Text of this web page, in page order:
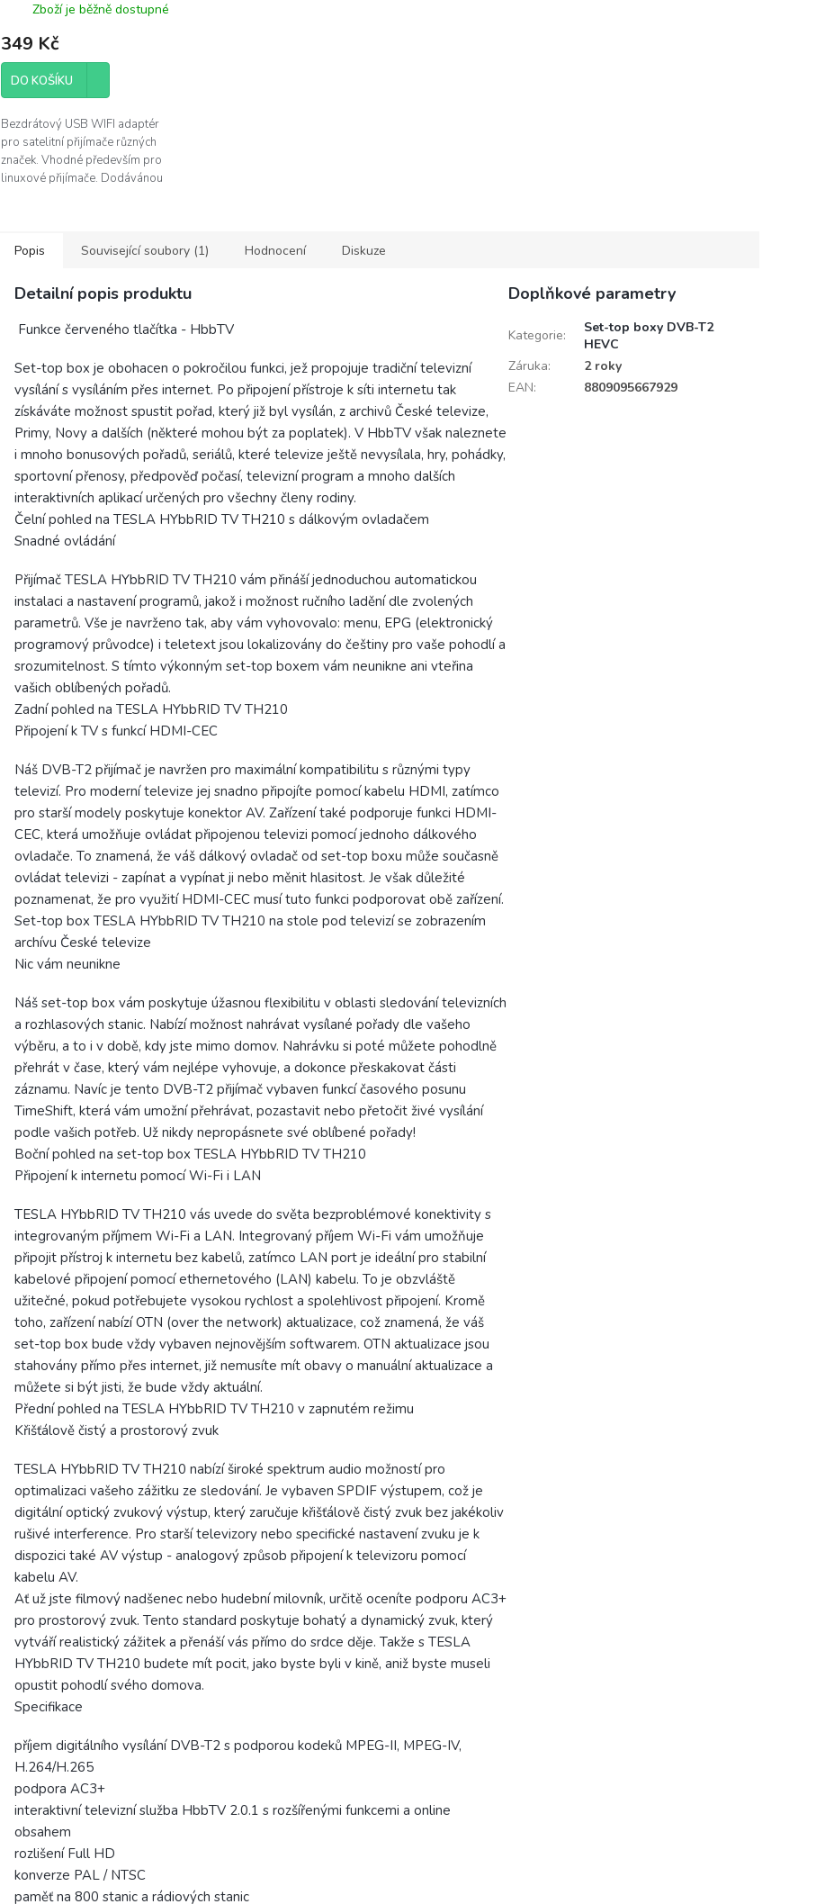
Zboží je běžně dostupné
349 Kč
DO KOŠÍKU
Bezdrátový USB WIFI adaptér
pro satelitní přijímače různých
značek. Vhodné především pro
linuxové přijímače. Dodávánou
Popis Související soubory (1) Hodnocení Diskuze
Detailní popis produktu
Funkce červeného tlačítka - HbbTV
Set-top box je obohacen o pokročilou funkci, jež propojuje tradiční televizní
vysílání s vysíláním přes internet. Po připojení přístroje k síti internetu tak
získáváte možnost spustit pořad, který již byl vysílán, z archivů České televize,
Primy, Novy a dalších (některé mohou být za poplatek). V HbbTV však naleznete
i mnoho bonusových pořadů, seriálů, které televize ještě nevysílala, hry, pohádky,
sportovní přenosy, předpověď počasí, televizní program a mnoho dalších
interaktivních aplikací určených pro všechny členy rodiny.
Čelní pohled na TESLA HYbbRID TV TH210 s dálkovým ovladačem
Snadné ovládání
Přijímač TESLA HYbbRID TV TH210 vám přináší jednoduchou automatickou
instalaci a nastavení programů, jakož i možnost ručního ladění dle zvolených
parametrů. Vše je navrženo tak, aby vám vyhovovalo: menu, EPG (elektronický
programový průvodce) i teletext jsou lokalizovány do češtiny pro vaše pohodlí a
srozumitelnost. S tímto výkonným set-top boxem vám neunikne ani vteřina
vašich oblíbených pořadů.
Zadní pohled na TESLA HYbbRID TV TH210
Připojení k TV s funkcí HDMI-CEC
Náš DVB-T2 přijímač je navržen pro maximální kompatibilitu s různými typy
televizí. Pro moderní televize jej snadno připojíte pomocí kabelu HDMI, zatímco
pro starší modely poskytuje konektor AV. Zařízení také podporuje funkci HDMI-
CEC, která umožňuje ovládat připojenou televizi pomocí jednoho dálkového
ovladače. To znamená, že váš dálkový ovladač od set-top boxu může současně
ovládat televizi - zapínat a vypínat ji nebo měnit hlasitost. Je však důležité
poznamenat, že pro využití HDMI-CEC musí tuto funkci podporovat obě zařízení.
Set-top box TESLA HYbbRID TV TH210 na stole pod televizí se zobrazením
archívu České televize
Nic vám neunikne
Náš set-top box vám poskytuje úžasnou flexibilitu v oblasti sledování televizních
a rozhlasových stanic. Nabízí možnost nahrávat vysílané pořady dle vašeho
výběru, a to i v době, kdy jste mimo domov. Nahrávku si poté můžete pohodlně
přehrát v čase, který vám nejlépe vyhovuje, a dokonce přeskakovat části
záznamu. Navíc je tento DVB-T2 přijímač vybaven funkcí časového posunu
TimeShift, která vám umožní přehrávat, pozastavit nebo přetočit živé vysílání
podle vašich potřeb. Už nikdy nepropásnete své oblíbené pořady!
Boční pohled na set-top box TESLA HYbbRID TV TH210
Připojení k internetu pomocí Wi-Fi i LAN
TESLA HYbbRID TV TH210 vás uvede do světa bezproblémové konektivity s
integrovaným příjmem Wi-Fi a LAN. Integrovaný příjem Wi-Fi vám umožňuje
připojit přístroj k internetu bez kabelů, zatímco LAN port je ideální pro stabilní
kabelové připojení pomocí ethernetového (LAN) kabelu. To je obzvláště
užitečné, pokud potřebujete vysokou rychlost a spolehlivost připojení. Kromě
toho, zařízení nabízí OTN (over the network) aktualizace, což znamená, že váš
set-top box bude vždy vybaven nejnovějším softwarem. OTN aktualizace jsou
stahovány přímo přes internet, již nemusíte mít obavy o manuální aktualizace a
můžete si být jisti, že bude vždy aktuální.
Přední pohled na TESLA HYbbRID TV TH210 v zapnutém režimu
Křišťálově čistý a prostorový zvuk
TESLA HYbbRID TV TH210 nabízí široké spektrum audio možností pro
optimalizaci vašeho zážitku ze sledování. Je vybaven SPDIF výstupem, což je
digitální optický zvukový výstup, který zaručuje křišťálově čistý zvuk bez jakékoliv
rušivé interference. Pro starší televizory nebo specifické nastavení zvuku je k
dispozici také AV výstup - analogový způsob připojení k televizoru pomocí
kabelu AV.
Ať už jste filmový nadšenec nebo hudební milovník, určitě oceníte podporu AC3+
pro prostorový zvuk. Tento standard poskytuje bohatý a dynamický zvuk, který
vytváří realistický zážitek a přenáší vás přímo do srdce děje. Takže s TESLA
HYbbRID TV TH210 budete mít pocit, jako byste byli v kině, aniž byste museli
opustit pohodlí svého domova.
Specifikace
příjem digitálního vysílání DVB-T2 s podporou kodeků MPEG-II, MPEG-IV,
H.264/H.265
podpora AC3+
interaktivní televizní služba HbbTV 2.0.1 s rozšířenými funkcemi a online
obsahem
rozlišení Full HD
konverze PAL / NTSC
paměť na 800 stanic a rádiových stanic
Doplňkové parametry
Kategorie:
Set-top boxy DVB-T2
HEVC
Záruka:
2 roky
EAN: 8809095667929